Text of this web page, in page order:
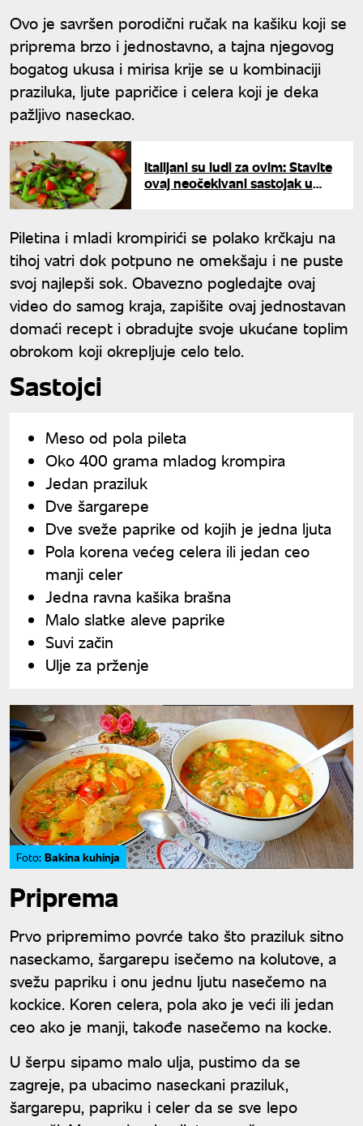
Ovo je savršen porodični ručak na kašiku koji se
priprema brzo i jednostavno, a tajna njegovog
bogatog ukusa i mirisa krije se u kombinaciji
praziluka, ljute papričice i celera koji je deka
pažljivo naseckao.
Italijani su ludi za ovim: Stavite
ovaj neočekivani sastojak u
Piletina i mladi krompirići se polako krčkaju na
tihoj vatri dok potpuno ne omekšaju i ne puste
svoj najlepši sok. Obavezno pogledajte ovaj
video do samog kraja, zapišite ovaj jednostavan
domaći recept i obradujte svoje ukućane toplim
obrokom koji okrepljuje celo telo.
Sastojci
Meso od pola pileta
Oko 400 grama mladog krompira
Jedan praziluk
Dve šargarepe
Dve sveže paprike od kojih je jedna ljuta
Pola korena većeg celera ili jedan ceo
manji celer
Jedna ravna kašika brašna
Malo slatke aleve paprike
Suvi začin
Ulje za prženje
Foto: Bakina kuhinja
Priprema
Prvo pripremimo povrće tako što praziluk sitno
naseckamo, šargarepu isečemo na kolutove, a
svežu papriku i onu jednu ljutu nasečemo na
kockice. Koren celera, pola ako je veći ili jedan
ceo ako je manji, takođe nasečemo na kocke.
U šerpu sipamo malo ulja, pustimo da se
zagreje, pa ubacimo naseckani praziluk,
šargarepu, papriku i celer da se sve lepo